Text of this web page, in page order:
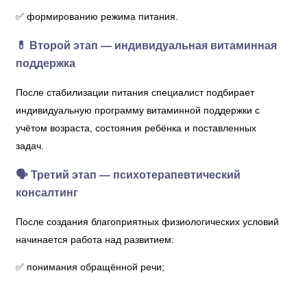
✅ формированию режима питания.
💊 Второй этап — индивидуальная витаминная
поддержка
После стабилизации питания специалист подбирает
индивидуальную программу витаминной поддержки с
учётом возраста, состояния ребёнка и поставленных
задач.
🗣 Третий этап — психотерапевтический
консалтинг
После создания благоприятных физиологических условий
начинается работа над развитием:
✅ понимания обращённой речи;